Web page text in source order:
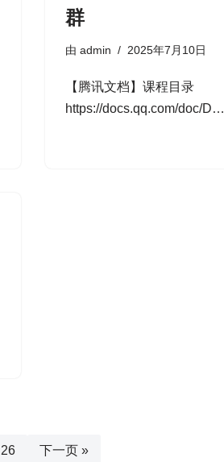
群
由 admin 2025年7月10日
【腾讯文档】课程目录
https://docs.qq.com/doc/D…
26 下一页 »